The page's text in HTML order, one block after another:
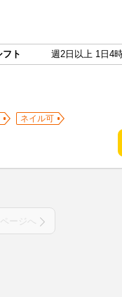
フト
週2日以上 1日4
ネイル可
ージへ